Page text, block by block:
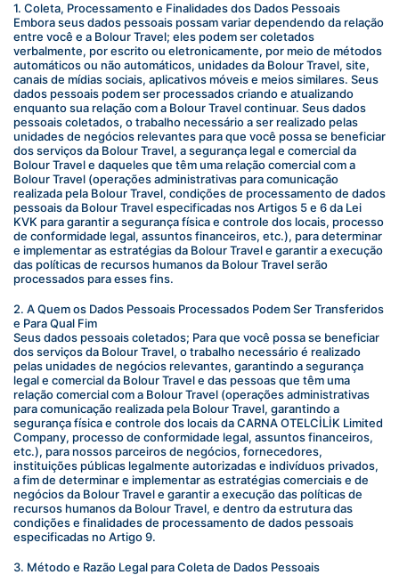
1. Coleta, Processamento e Finalidades dos Dados Pessoais
Embora seus dados pessoais possam variar dependendo da relação
entre você e a Bolour Travel; eles podem ser coletados
verbalmente, por escrito ou eletronicamente, por meio de métodos
automáticos ou não automáticos, unidades da Bolour Travel, site,
canais de mídias sociais, aplicativos móveis e meios similares. Seus
dados pessoais podem ser processados criando e atualizando
enquanto sua relação com a Bolour Travel continuar. Seus dados
pessoais coletados, o trabalho necessário a ser realizado pelas
unidades de negócios relevantes para que você possa se beneficiar
dos serviços da Bolour Travel, a segurança legal e comercial da
Bolour Travel e daqueles que têm uma relação comercial com a
Bolour Travel (operações administrativas para comunicação
realizada pela Bolour Travel, condições de processamento de dados
pessoais da Bolour Travel especificadas nos Artigos 5 e 6 da Lei
KVK para garantir a segurança física e controle dos locais, processo
de conformidade legal, assuntos financeiros, etc.), para determinar
e implementar as estratégias da Bolour Travel e garantir a execução
das políticas de recursos humanos da Bolour Travel serão
processados para esses fins.
2. A Quem os Dados Pessoais Processados Podem Ser Transferidos
e Para Qual Fim
Seus dados pessoais coletados; Para que você possa se beneficiar
dos serviços da Bolour Travel, o trabalho necessário é realizado
pelas unidades de negócios relevantes, garantindo a segurança
legal e comercial da Bolour Travel e das pessoas que têm uma
relação comercial com a Bolour Travel (operações administrativas
para comunicação realizada pela Bolour Travel, garantindo a
segurança física e controle dos locais da CARNA OTELCİLİK Limited
Company, processo de conformidade legal, assuntos financeiros,
etc.), para nossos parceiros de negócios, fornecedores,
instituições públicas legalmente autorizadas e indivíduos privados,
a fim de determinar e implementar as estratégias comerciais e de
negócios da Bolour Travel e garantir a execução das políticas de
recursos humanos da Bolour Travel, e dentro da estrutura das
condições e finalidades de processamento de dados pessoais
especificadas no Artigo 9.
3. Método e Razão Legal para Coleta de Dados Pessoais